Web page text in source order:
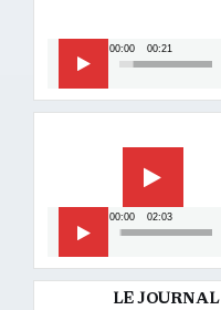
00:00 00:21
00:00 02:03
LE JOURNAL